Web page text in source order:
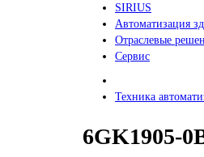
SIRIUS
Автоматизация
Отраслевые
Сервис
Техника
6GK1905-